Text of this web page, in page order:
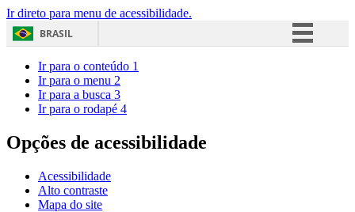
Ir direto para menu de acessibilidade.
BRASIL
Acesso à informação
Ir para o conteúdo 1
Ir para o menu 2
Ir para a busca 3
Ir para o rodapé 4
Opções de acessibilidade
Acessibilidade
Alto contraste
Mapa do site